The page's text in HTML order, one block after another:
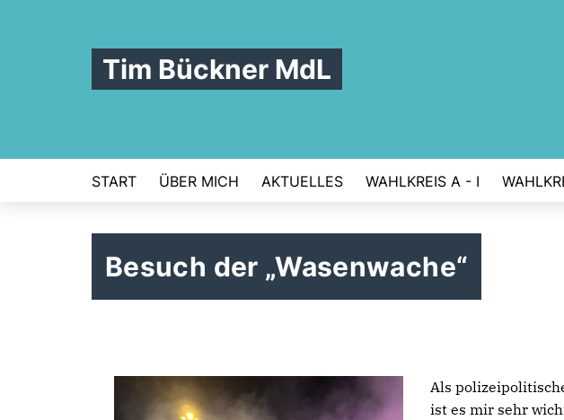
Tim Bückner MdL
START ÜBER MICH AKTUELLES WAHLKREIS A - I
Besuch der „Wasenwache“
Als
ist es mir sehr